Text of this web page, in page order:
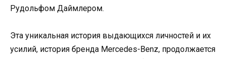
Рудольфом Даймлером.
Эта уникальная история выдающихся личностей и их
усилий, история бренда Mercedes-Benz, продолжается